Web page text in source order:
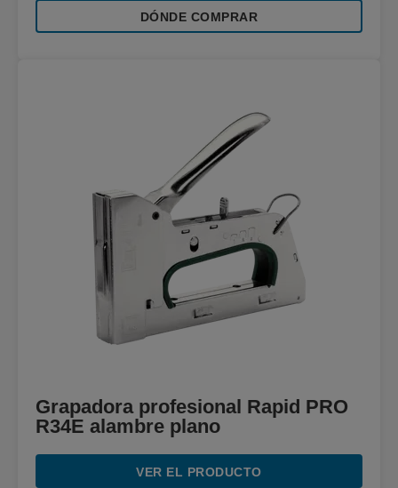
DÓNDE COMPRAR
Grapadora profesional Rapid PRO
R34E alambre plano
VER EL PRODUCTO